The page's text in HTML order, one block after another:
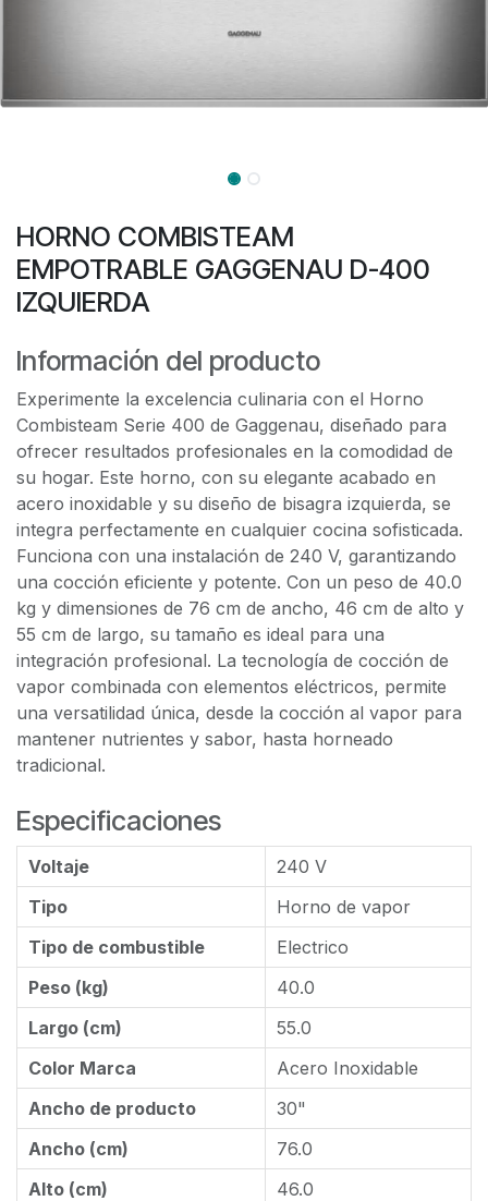
HORNO COMBISTEAM
EMPOTRABLE GAGGENAU D-400
IZQUIERDA
Información del producto
Experimente la excelencia culinaria con el Horno
Combisteam Serie 400 de Gaggenau, diseñado para
ofrecer resultados profesionales en la comodidad de
su hogar. Este horno, con su elegante acabado en
acero inoxidable y su diseño de bisagra izquierda, se
integra perfectamente en cualquier cocina sofisticada.
Funciona con una instalación de 240 V, garantizando
una cocción eficiente y potente. Con un peso de 40.0
kg y dimensiones de 76 cm de ancho, 46 cm de alto y
55 cm de largo, su tamaño es ideal para una
integración profesional. La tecnología de cocción de
vapor combinada con elementos eléctricos, permite
una versatilidad única, desde la cocción al vapor para
mantener nutrientes y sabor, hasta horneado
tradicional.
Especificaciones
Voltaje
240 V
Tipo
Horno de vapor
Tipo de combustible
Electrico
Peso (kg)
40.0
Largo (cm)
55.0
Color Marca
Acero Inoxidable
Ancho de producto
30"
Ancho (cm)
76.0
Alto (cm)
46.0